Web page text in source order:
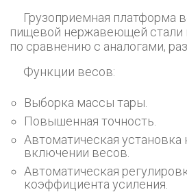
Грузоприемная платформа весов выполнена из
пищевой нержавеющей стали
по сравнению с аналогами,
Функции весов:
Выборка массы тары.
Повышенная точность.
Автоматическая установка
включении весов.
Автоматическая
коэффициента усиления.